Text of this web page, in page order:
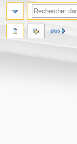
plus